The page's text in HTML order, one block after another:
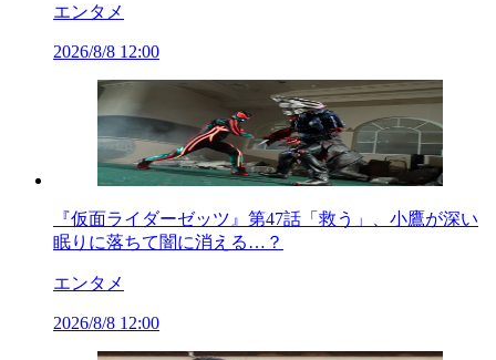
エンタメ
2026/8/8 12:00
『仮面ライダーゼッツ』第47話「救う」、小鷹が深い
眠りに落ちて闇に消える…？
エンタメ
2026/8/8 12:00